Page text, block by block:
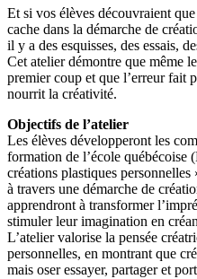
Et si vos élèves découvraient
cache dans la démarche de
il y a des esquisses, des essais,
Cet atelier démontre que même
premier coup et que l’erreur fait
nourrit la créativité.
Objectifs de l’atelier
Les élèves développeront les
formation de l’école québécoise
créations plastiques
à travers une démarche de
apprendront à transformer
stimuler leur imagination en
L’atelier valorise la pensée
personnelles, en montrant que
mais oser essayer, partager et